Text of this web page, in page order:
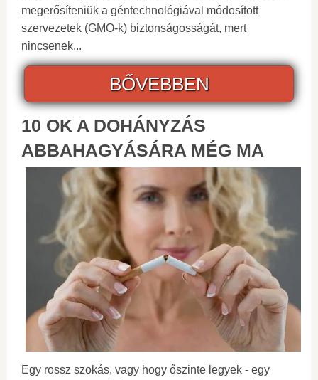
megerősíteniük a géntechnológiával módosított
szervezetek (GMO-k) biztonságosságát, mert
nincsenek...
BŐVEBBEN
10 OK A DOHÁNYZÁS
ABBAHAGYÁSÁRA MÉG MA
Egy rossz szokás, vagy hogy őszinte legyek - egy